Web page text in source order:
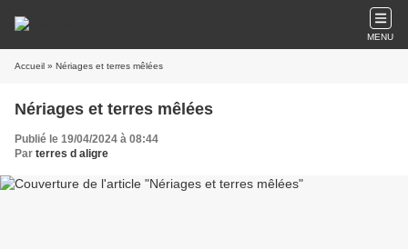
MENU
Accueil » Nériages et terres mêlées
Nériages et terres mêlées
Publié le 19/04/2024 à 08:44
Par terres d aligre